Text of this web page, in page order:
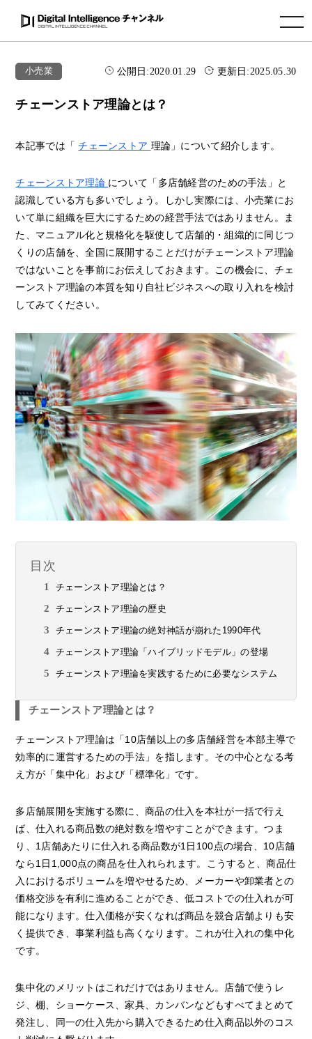
toggle navigation
小売業 公開日:2020.01.29 更新日:2025.05.30
チェーンストア理論とは？
本記事では「チェーンストア 理論」について紹介します。
チェーンストア理論 について「多店舗経営のための手法」と
認識している方も多いでしょう。しかし実際には、小売業にお
いて単に組織を巨大にするための経営手法ではありません。ま
た、マニュアル化と規格化を駆使して店舗的・組織的に同じつ
くりの店舗を、全国に展開することだけがチェーンストア理論
ではないことを事前にお伝えしておきます。この機会に、チェ
ーンストア理論の本質を知り自社ビジネスへの取り入れを検討
してみてください。
目次
チェーンストア理論とは？
チェーンストア理論の歴史
チェーンストア理論の絶対神話が崩れた1990年代
チェーンストア理論「ハイブリッドモデル」の登場
チェーンストア理論を実践するために必要なシステム
チェーンストア理論とは？
チェーンストア理論は「10店舗以上の多店舗経営を本部主導で
効率的に運営するための手法」を指します。その中心となる考
え方が「集中化」および「標準化」です。
多店舗展開を実施する際に、商品の仕入を本社が一括で行え
ば、仕入れる商品数の絶対数を増やすことができます。つま
り、1店舗あたりに仕入れる商品数が1日100点の場合、10店舗
なら1日1,000点の商品を仕入れられます。こうすると、商品仕
入におけるボリュームを増やせるため、メーカーや卸業者との
価格交渉を有利に進めることができ、低コストでの仕入れが可
能になります。仕入価格が安くなれば商品を競合店舗よりも安
く提供でき、事業利益も高くなります。これが仕入れの集中化
です。
集中化のメリットはこれだけではありません。店舗で使うレ
ジ、棚、ショーケース、家具、カンバンなどもすべてまとめて
発注し、同一の仕入先から購入できるため仕入商品以外のコス